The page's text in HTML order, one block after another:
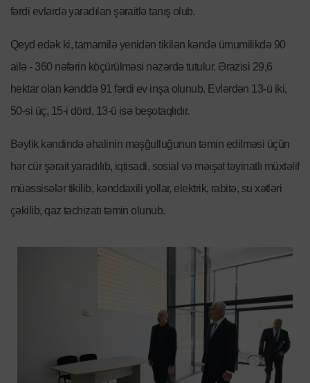
fərdi evlərdə yaradılan şəraitlə tanış olub.
Qeyd edək ki, tamamilə yenidən tikilən kəndə ümumilikdə 90
ailə - 360 nəfərin köçürülməsi nəzərdə tutulur. Ərazisi 29,6
hektar olan kənddə 91 fərdi ev inşa olunub. Evlərdən 13-ü iki,
50-si üç, 15-i dörd, 13-ü isə beşotaqlıdır.
Bəylik kəndində əhalinin məşğulluğunun təmin edilməsi üçün
hər cür şərait yaradılıb, iqtisadi, sosial və məişət təyinatlı müxtəlif
müəssisələr tikilib, kənddaxili yollar, elektrik, rabitə, su xətləri
çəkilib, qaz təchizatı təmin olunub.